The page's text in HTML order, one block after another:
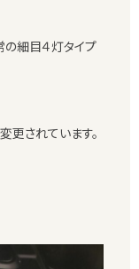
の細目４灯タイプ
更されています。